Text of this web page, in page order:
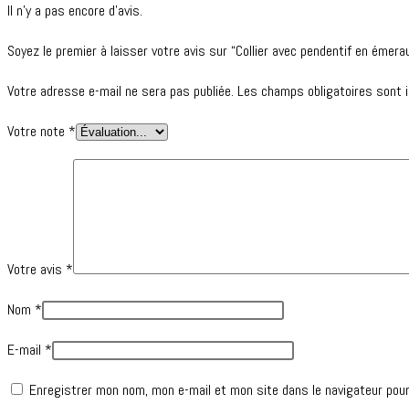
Il n’y a pas encore d’avis.
Soyez le premier à laisser votre avis sur “Collier avec pendentif en
Votre adresse e-mail ne sera pas publiée. Les champs obligatoires sont
Votre note *
Votre avis *
Nom *
E-mail *
Enregistrer mon nom, mon e-mail et mon site dans le navigateur